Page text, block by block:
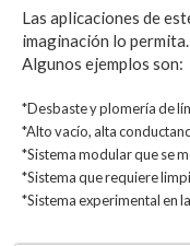
Las aplicaciones de
imaginación lo permita.
Algunos ejemplos son:
*Desbaste y plomería de
*Alto vacío, alta
*Sistema modular que se
*Sistema que requiere
*Sistema experimental en